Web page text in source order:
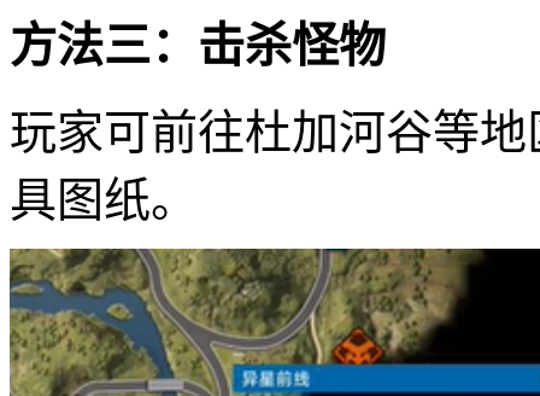
方法三：击杀怪物
玩家可前往杜加河谷等
具图纸。